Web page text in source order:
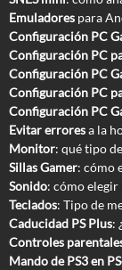
Emuladores para
Configuración PC
Configuración PC
Configuración PC
Configuración PC
Configuración PC
Evitar erroresa la
Monitor: qué tipo
Sillas Gamer: cómo
Sonido: cómo
Teclados: Tipo de
Caducidad PS Plus:
Controles
Mando de PS3 en